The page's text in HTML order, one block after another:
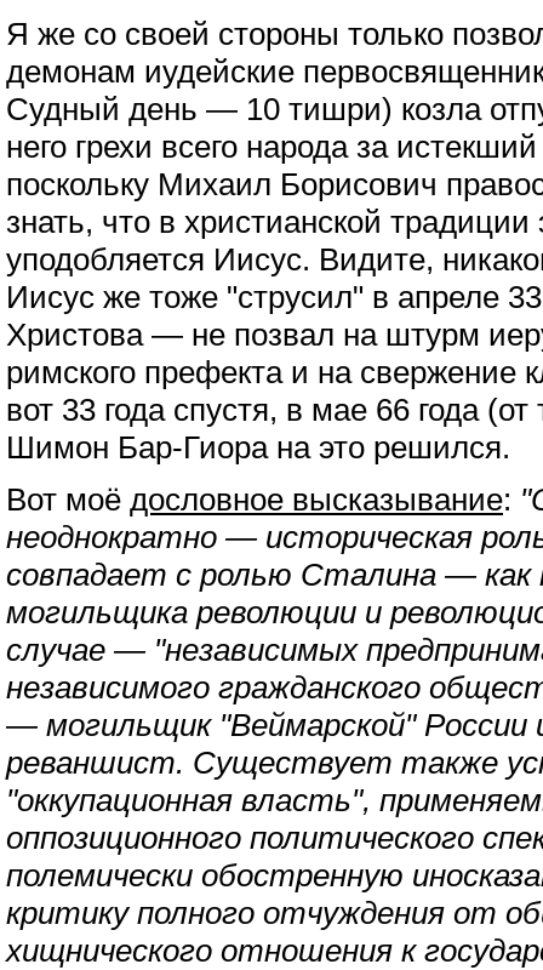
Я же со своей стороны только
демонам иудейские
Судный день — 10 тишри) козла
него грехи всего народа за
поскольку Михаил Борисович
знать, что в христианской традиции
уподобляется Иисус. Видите,
Иисус же тоже "струсил" в апреле
Христова — не позвал на штурм
римского префекта и на свержение
вот 33 года спустя, в мае 66 года
Шимон Бар-Гиора на это решился.
Вот моё дословное высказывание:
неоднократно — историческая
совпадает с ролью Сталина — как
могильщика революции и
случае — "независимых
независимого гражданского
— могильщик "Веймарской" России
реваншист. Существует также
"оккупационная власть",
оппозиционного политического
полемически обостренную
критику полного отчуждения от
хищнического отношения к